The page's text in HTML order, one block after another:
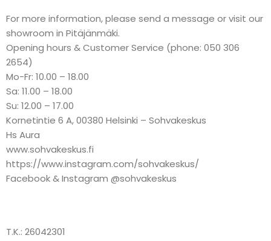
For more information, please send a message or visit our
showroom in Pitäjänmäki.
Opening hours & Customer Service (phone: 050 306
2654)
Mo-Fr: 10.00 – 18.00
Sa: 11.00 – 18.00
Su: 12.00 – 17.00
Kornetintie 6 A, 00380 Helsinki – Sohvakeskus
Hs Aura
www.sohvakeskus.fi
https://www.instagram.com/sohvakeskus/
Facebook & Instagram @sohvakeskus
T.K.: 26042301